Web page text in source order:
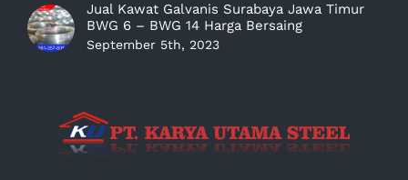
Jual Kawat Galvanis Surabaya Jawa Timur
BWG 6 – BWG 14 Harga Bersaing
September 5th, 2023